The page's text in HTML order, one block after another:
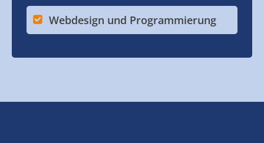
Webdesign und Programmierung